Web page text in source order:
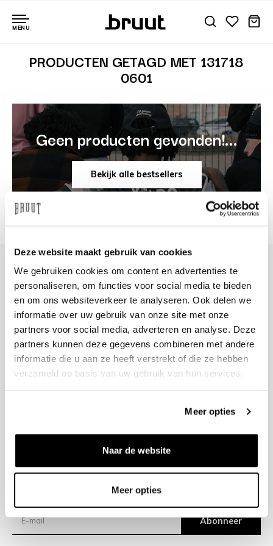
Deze website maakt gebruik van cookies
We gebruiken cookies om content en advertenties te
personaliseren, om functies voor social media te bieden
en om ons websiteverkeer te analyseren. Ook delen we
informatie over uw gebruik van onze site met onze
partners voor social media, adverteren en analyse. Deze
partners kunnen deze gegevens combineren met andere
informatie die u aan ze heeft verstrekt of die ze hebben
verzameld op basis van uw gebruik van hun services.
Meer opties
Naar de website
Meer opties
MENU
PRODUCTEN GETAGD MET 131718
0601
Geen producten gevonden!...
Bekijk alle bestsellers
+31 23 205 2006
info@bruut.nl
Contact Formulier
Open 12:00 - 18:00
OPENINGSTIJDEN
Verzending
Abonneer